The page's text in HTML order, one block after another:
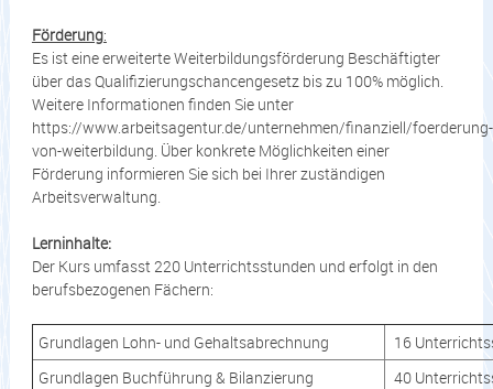
Förderung:
Es ist eine erweiterte Weiterbildungsförderung Beschäftigter
über das Qualifizierungschancengesetz bis zu 100% möglich.
Weitere Informationen finden Sie unter
https://www.arbeitsagentur.de/unternehmen/finanziell/foerderung-
von-weiterbildung. Über konkrete Möglichkeiten einer
Förderung informieren Sie sich bei Ihrer zuständigen
Arbeitsverwaltung.
Lerninhalte:
Der Kurs umfasst 220 Unterrichtsstunden und erfolgt in den
berufsbezogenen Fächern:
Grundlagen Lohn- und Gehaltsabrechnung
16
Grundlagen Buchführung & Bilanzierung
40